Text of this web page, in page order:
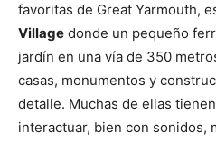
favoritas de Great Yarmouth,
Village donde un pequeño
jardín en una vía de 350
casas, monumentos y
detalle. Muchas de ellas
interactuar, bien con sonidos,